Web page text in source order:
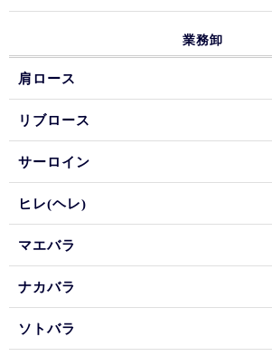
業務卸
肩ロース
リブロース
サーロイン
ヒレ(ヘレ)
マエバラ
ナカバラ
ソトバラ